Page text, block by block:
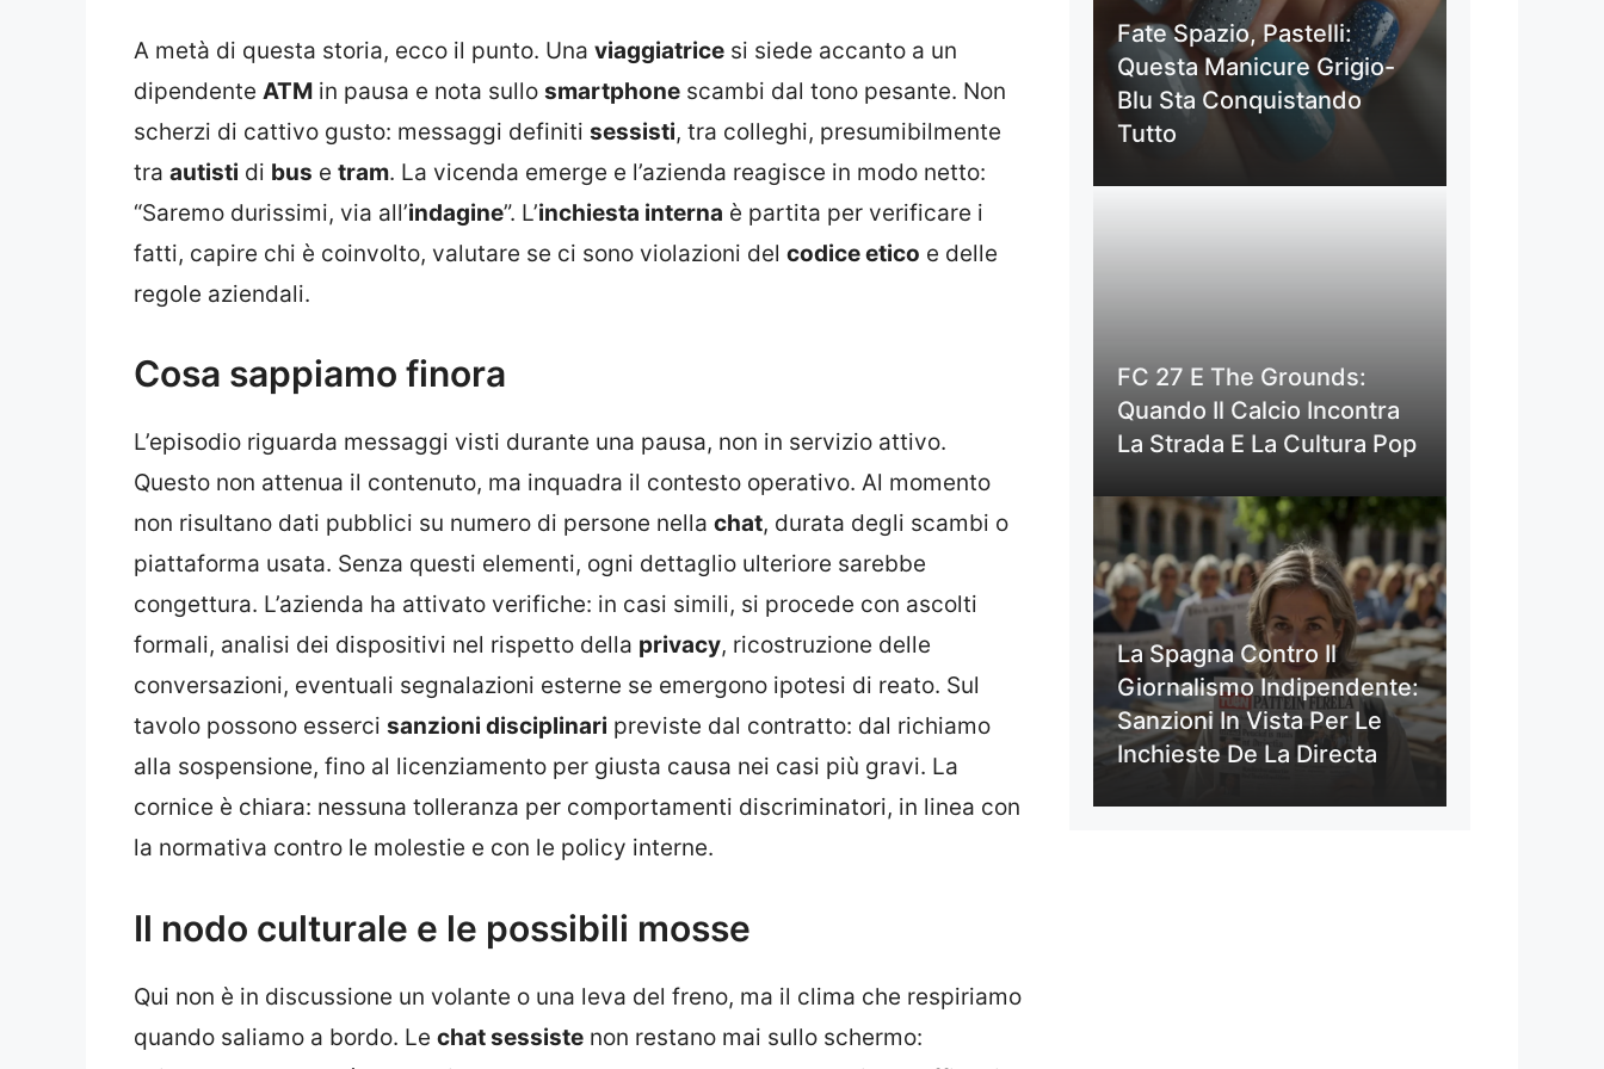
A metà di questa storia, ecco il punto. Una viaggiatrice si siede accanto a un
dipendente ATM in pausa e nota sullo smartphone scambi dal tono pesante. Non
scherzi di cattivo gusto: messaggi definiti sessisti, tra colleghi, presumibilmente
tra autisti di bus e tram. La vicenda emerge e l’azienda reagisce in modo netto:
“Saremo durissimi, via all’indagine”. L’inchiesta interna è partita per verificare i
fatti, capire chi è coinvolto, valutare se ci sono violazioni del codice etico e delle
regole aziendali.
Cosa sappiamo finora
L’episodio riguarda messaggi visti durante una pausa, non in servizio attivo.
Questo non attenua il contenuto, ma inquadra il contesto operativo. Al momento
non risultano dati pubblici su numero di persone nella chat, durata degli scambi o
piattaforma usata. Senza questi elementi, ogni dettaglio ulteriore sarebbe
congettura. L’azienda ha attivato verifiche: in casi simili, si procede con ascolti
formali, analisi dei dispositivi nel rispetto della privacy, ricostruzione delle
conversazioni, eventuali segnalazioni esterne se emergono ipotesi di reato. Sul
tavolo possono esserci sanzioni disciplinari previste dal contratto: dal richiamo
alla sospensione, fino al licenziamento per giusta causa nei casi più gravi. La
cornice è chiara: nessuna tolleranza per comportamenti discriminatori, in linea con
la normativa contro le molestie e con le policy interne.
Il nodo culturale e le possibili mosse
Qui non è in discussione un volante o una leva del freno, ma il clima che respiriamo
quando saliamo a bordo. Le chat sessiste non restano mai sullo schermo:
Fate Spazio, Pastelli:
Questa Manicure Grigio-
Blu Sta Conquistando
Tutto
FC 27 E The Grounds:
Quando Il Calcio Incontra
La Strada E La Cultura Pop
La Spagna Contro Il
Giornalismo Indipendente:
Sanzioni In Vista Per Le
Inchieste De La Directa